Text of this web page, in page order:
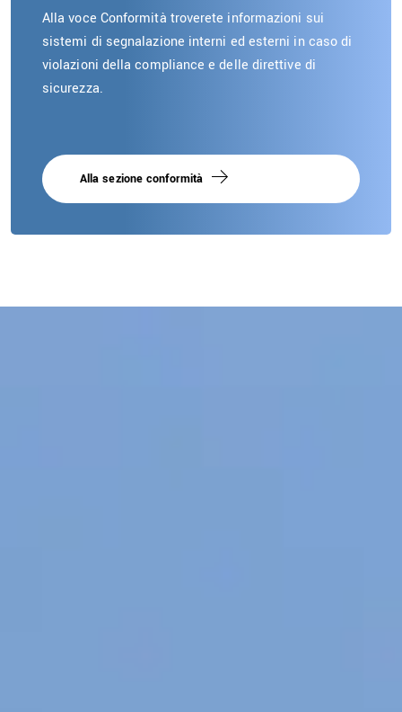
Alla voce Conformità troverete informazioni sui
sistemi di segnalazione interni ed esterni in caso di
violazioni della compliance e delle direttive di
sicurezza.
Alla sezione conformità